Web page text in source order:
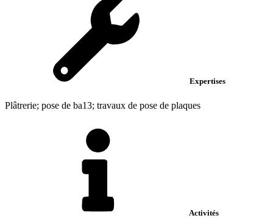
Expertises
Plâtrerie; pose de ba13; travaux de pose de plaques
Activités